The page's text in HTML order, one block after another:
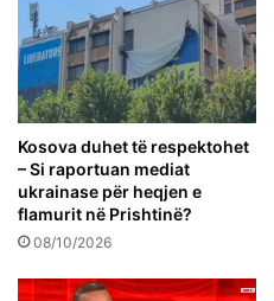
Kosova duhet të respektohet
– Si raportuan mediat
ukrainase për heqjen e
flamurit në Prishtinë?
08/10/2026